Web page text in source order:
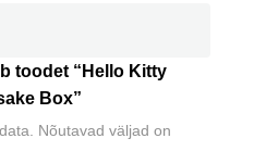
toodet “Hello Kitty
Box”
Nõutavad väljad on